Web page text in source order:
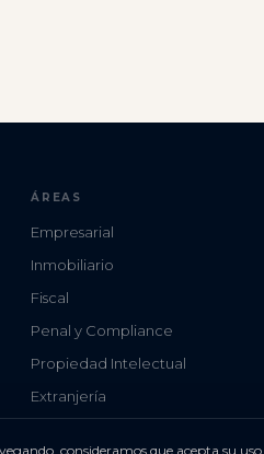
ÁREAS
Empresarial
Inmobiliario
Fiscal
Penal y Compliance
Propiedad Intelectual
Extranjería
consideramos que acepta su